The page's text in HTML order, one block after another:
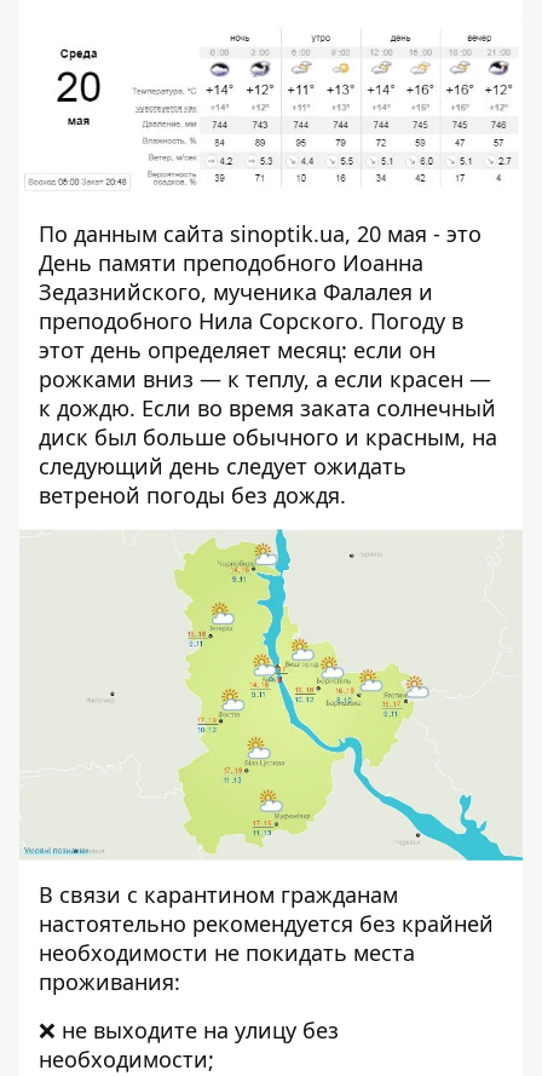
По данным сайта sinoptik.ua, 20 мая - это
День памяти преподобного Иоанна
Зедазнийского, мученика Фалалея и
преподобного Нила Сорского. Погоду в
этот день определяет месяц: если он
рожками вниз — к теплу, а если красен —
к дождю. Если во время заката солнечный
диск был больше обычного и красным, на
следующий день следует ожидать
ветреной погоды без дождя.
В связи с карантином гражданам
настоятельно рекомендуется без крайней
необходимости не покидать места
проживания:
❌ не выходите на улицу без
необходимости;